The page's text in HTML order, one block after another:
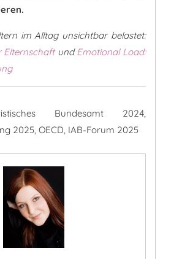
im Alltag unsichtbar belastet:
ElternschaftundEmotional Load:
Bundesamt 2024,
2025, OECD, IAB-Forum 2025